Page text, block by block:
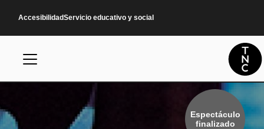
AccesibilidadServicio educativo y social
Espectáculo
finalizado